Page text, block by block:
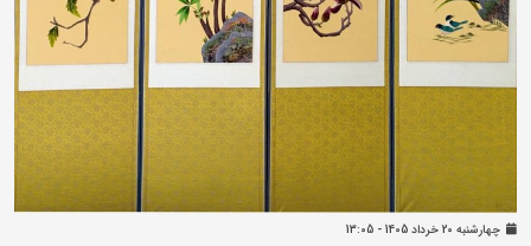
چهارشنبه 20 خرداد 1405 - 13:05